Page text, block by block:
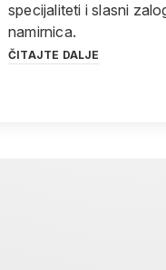
specijaliteti i slasni
namirnica.
ČITAJTE DALJE